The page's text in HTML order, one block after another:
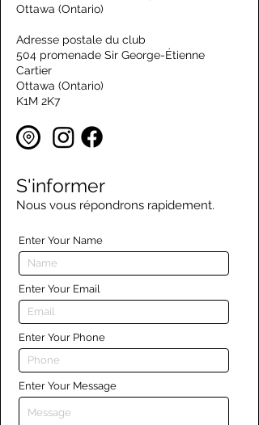
Ottawa (Ontario)
Adresse postale du club
504 promenade Sir George-Étienne
Cartier
Ottawa (Ontario)
K1M 2K7
S'informer
Nous vous répondrons rapidement.
Enter Your Name
Enter Your Email
Enter Your Phone
Enter Your Message